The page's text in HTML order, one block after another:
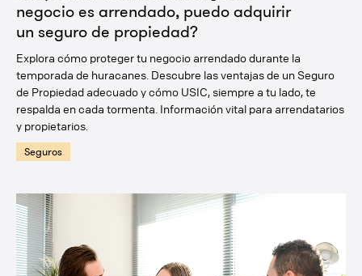
negocio es arrendado, puedo adquirir
un seguro de propiedad?
Explora cómo proteger tu negocio arrendado durante la
temporada de huracanes. Descubre las ventajas de un Seguro
de Propiedad adecuado y cómo USIC, siempre a tu lado, te
respalda en cada tormenta. Información vital para arrendatarios
y propietarios.
Seguros